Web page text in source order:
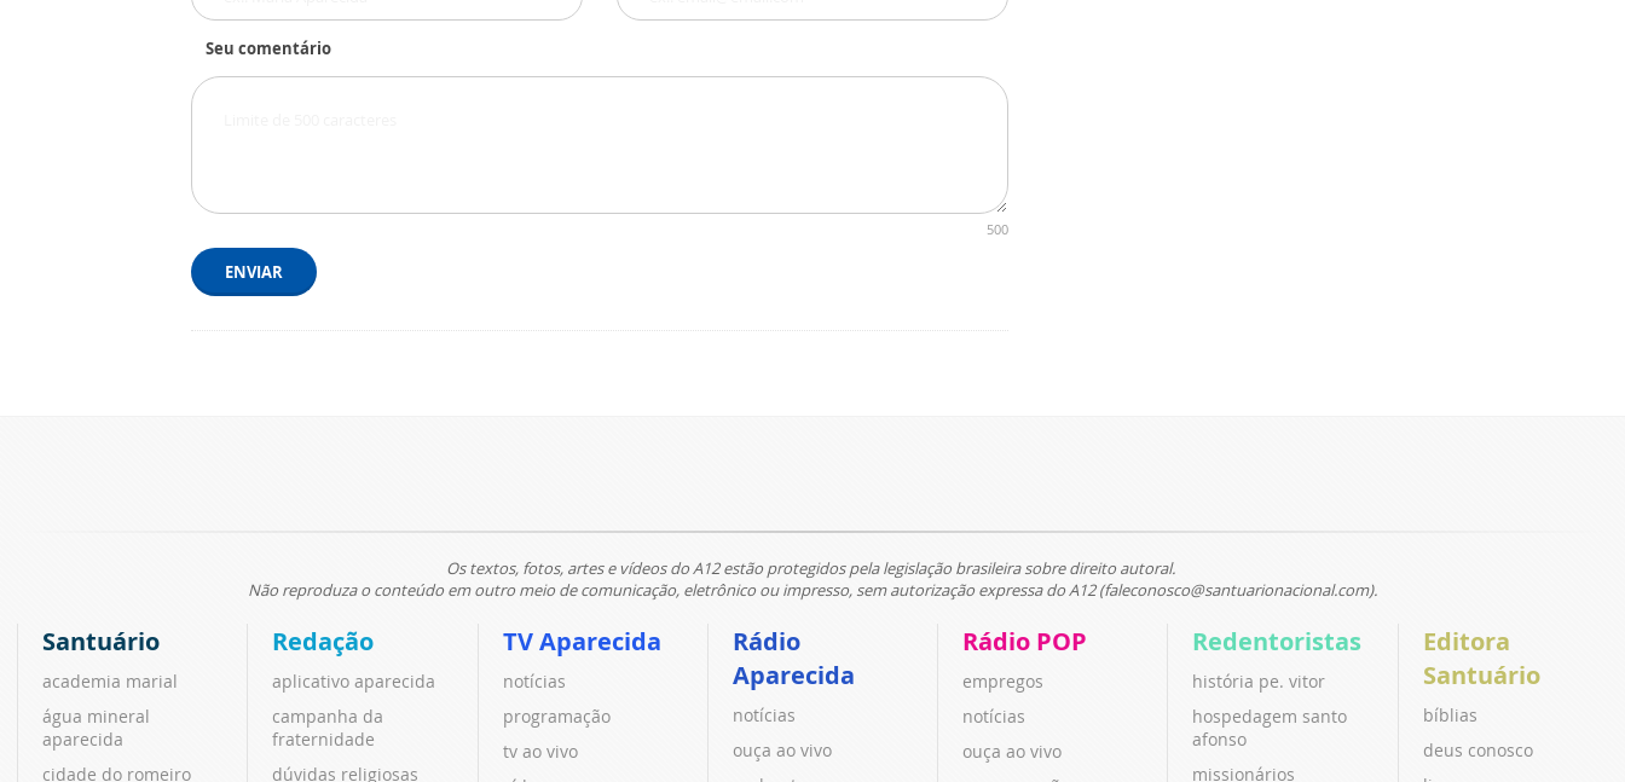
Seu comentário
500
ENVIAR
Os textos, fotos, artes e vídeos do A12 estão protegidos pela legislação brasileira sobre direito autoral.
Não reproduza o conteúdo em outro meio de comunicação, eletrônico ou impresso, sem autorização expressa do A12 (faleconosco@santuarionacional.com).
Santuário
academia marial
água mineral
aparecida
cidade do romeiro
Redação
aplicativo aparecida
campanha da
fraternidade
dúvidas religiosas
TV Aparecida
notícias
programação
tv ao vivo
Rádio
Aparecida
notícias
ouça ao vivo
Rádio POP
empregos
notícias
ouça ao vivo
Redentoristas
história pe. vitor
hospedagem santo
afonso
missionários
Editora
Santuário
bíblias
deus conosco